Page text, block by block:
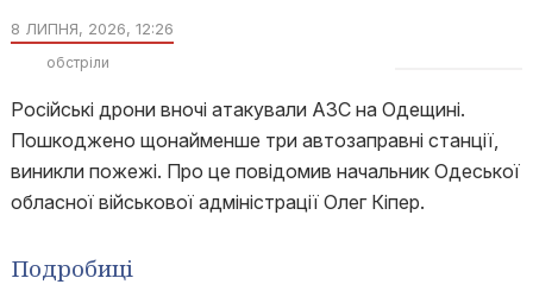
8 ЛИПНЯ, 2026, 12:26
обстріли
Російські дрони вночі атакували АЗС на Одещині.
Пошкоджено щонайменше три автозаправні станції,
виникли пожежі. Про це повідомив начальник Одеської
обласної військової адміністрації Олег Кіпер.
Подробиці